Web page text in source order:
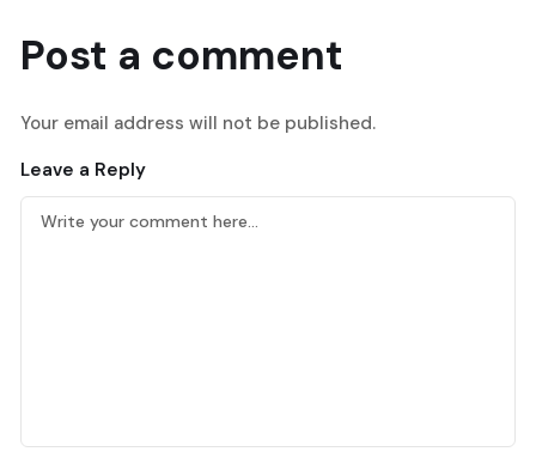
Post a comment
Your email address will not be published.
Leave a Reply